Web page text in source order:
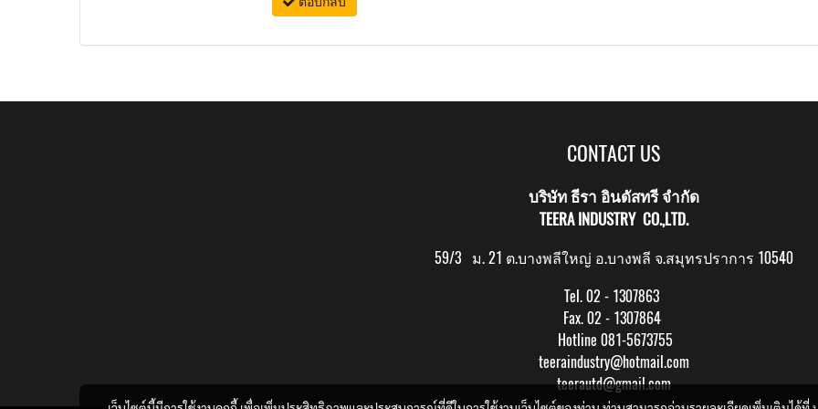
CONTACT US
บริษัท ธีรา อินดัสทรี จำกัด
TEERA INDUSTRY CO.,LTD.
59/3 ม. 21 ต.บางพลีใหญ่ อ.บางพลี จ.สมุทรปราการ 10540
Tel. 02 - 1307863
Fax. 02 - 1307864
Hotline 081-5673755
teeraindustry@hotmail.com
teerautd@gmail.com